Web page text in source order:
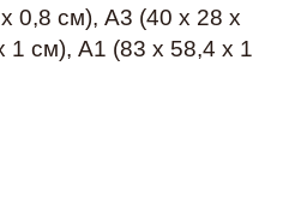
0,8 см), А3 (40 х 28 х
1 см), А1 (83 х 58,4 х 1